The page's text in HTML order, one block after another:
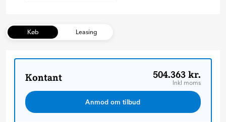
Køb Leasing
Kontant 504.363 kr.
Inkl moms
Anmod om tilbud